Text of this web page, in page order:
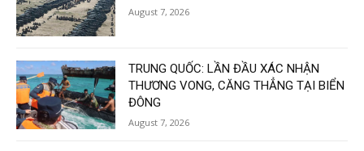
August 7, 2026
TRUNG QUỐC: LẦN ĐẦU XÁC NHẬN
THƯƠNG VONG, CĂNG THẲNG TẠI BIỂN
ĐÔNG
August 7, 2026